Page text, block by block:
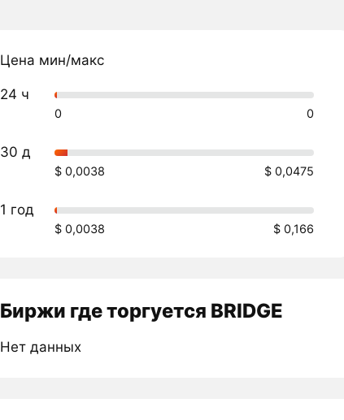
Цена мин/макс
24 ч
0 0
30 д
$ 0,0038 $ 0,0475
1 год
$ 0,0038 $ 0,166
Биржи где торгуется BRIDGE
Нет данных